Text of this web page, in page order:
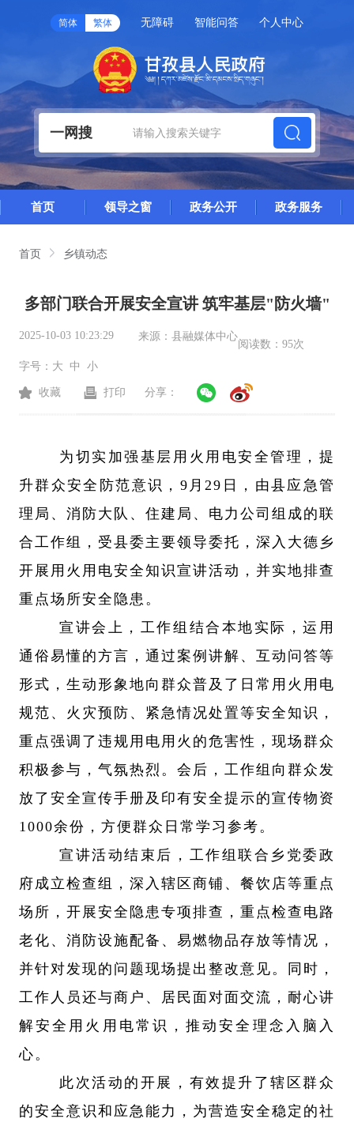
简体 繁体 无障碍 智能问答 个人中心
一网搜
首页 领导之窗 政务公开 政务服务
首页 乡镇动态
多部门联合开展安全宣讲 筑牢基层"防火墙"
2025-10-03 10:23:29 来源： 县融媒体中心
阅读数： 95次
字号： 大 中 小
收藏 打印 分享：
为切实加强基层用火用电安全管理，提
升群众安全防范意识， 9 月 29 日，由县应急管
理局、消防大队、住建局、电力公司组成的联
合工作组，受县委主要领导委托，深入大德乡
开展用火用电安全知识宣讲活动，并实地排查
重点场所安全隐患。
宣讲会上，工作组结合本地实际，运用
通俗易懂的方言，通过案例讲解、互动问答等
形式，生动形象地向群众普及了日常用火用电
规范、火灾预防、紧急情况处置等安全知识，
重点强调了违规用电用火的危害性，现场群众
积极参与，气氛热烈。会后，工作组向群众发
放了安全宣传手册及印有安全提示的宣传物资
1000余份，方便群众日常学习参考。
宣讲活动结束后，工作组联合乡党委政
府成立检查组，深入辖区商铺、餐饮店等重点
场所，开展安全隐患专项排查，重点检查电路
老化、消防设施配备、易燃物品存放等情况，
并针对发现的问题现场提出整改意见。同时，
工作人员还与商户、居民面对面交流，耐心讲
解安全用火用电常识，推动安全理念入脑入
心。
此次活动的开展，有效提升了辖区群众
的安全意识和应急能力，为营造安全稳定的社